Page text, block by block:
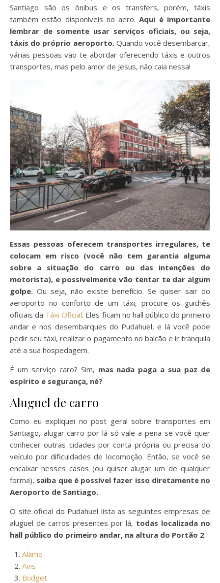
Santiago são os ônibus e os transfers, porém, táxis
também estão disponíveis no aero.Aqui é importante
lembrar de somente usar serviços oficiais, ou seja,
táxis do próprio aeroporto.Quando você desembarcar,
várias pessoas vão te abordar oferecendo táxis e outros
transportes, mas pelo amor de Jesus, não caia nessa!
Essas pessoas oferecem transportes irregulares, te
colocam em risco (você não tem garantia alguma
sobre a situação do carro ou das intenções do
motorista), e possivelmente vão tentar te dar algum
golpe. Ou seja, não existe benefício. Se quiser sair do
aeroporto no conforto de um táxi, procure os guichês
oficiais da Táxi Oficial. Eles ficam no hall público do primeiro
andar e nos desembarques do Pudahuel, e lá você pode
pedir seu táxi, realizar o pagamento no balcão e ir tranquila
até a sua hospedagem.
É um serviço caro? Sim, mas nada paga a sua paz de
espírito e segurança, né?
Aluguel de carro
Como eu expliquei no post geral sobre transportes em
Santiago, alugar carro por lá só vale a pena se você quer
conhecer outras cidades por conta própria ou precisa do
veículo por dificuldades de locomoção. Então, se você se
encaixar nesses casos (ou quiser alugar um de qualquer
forma), saiba que é possível fazer isso diretamente no
Aeroporto de Santiago.
O site oficial do Pudahuel lista as seguintes empresas de
aluguel de carros presentes por lá, todas localizada no
hall público do primeiro andar, na altura do Portão 2.
Alamo
Avis
Budget